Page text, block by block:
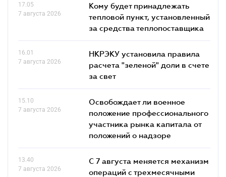
17.05
7 августа 2026
Кому будет принадлежать
тепловой пункт, установленный
за средства теплопоставщика
16.01
7 августа 2026
НКРЭКУ установила правила
расчета "зеленой" доли в счете
за свет
15.10
7 августа 2026
Освобождает ли военное
положение профессионального
участника рынка капитала от
положений о надзоре
13.40
7 августа 2026
С 7 августа меняется механизм
операций с трехмесячными